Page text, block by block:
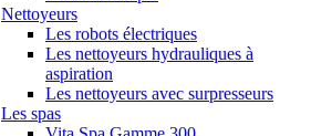
Nettoyeurs
Les robots électriques
Les nettoyeurs hydrauliques à
aspiration
Les nettoyeurs avec surpresseurs
Les spas